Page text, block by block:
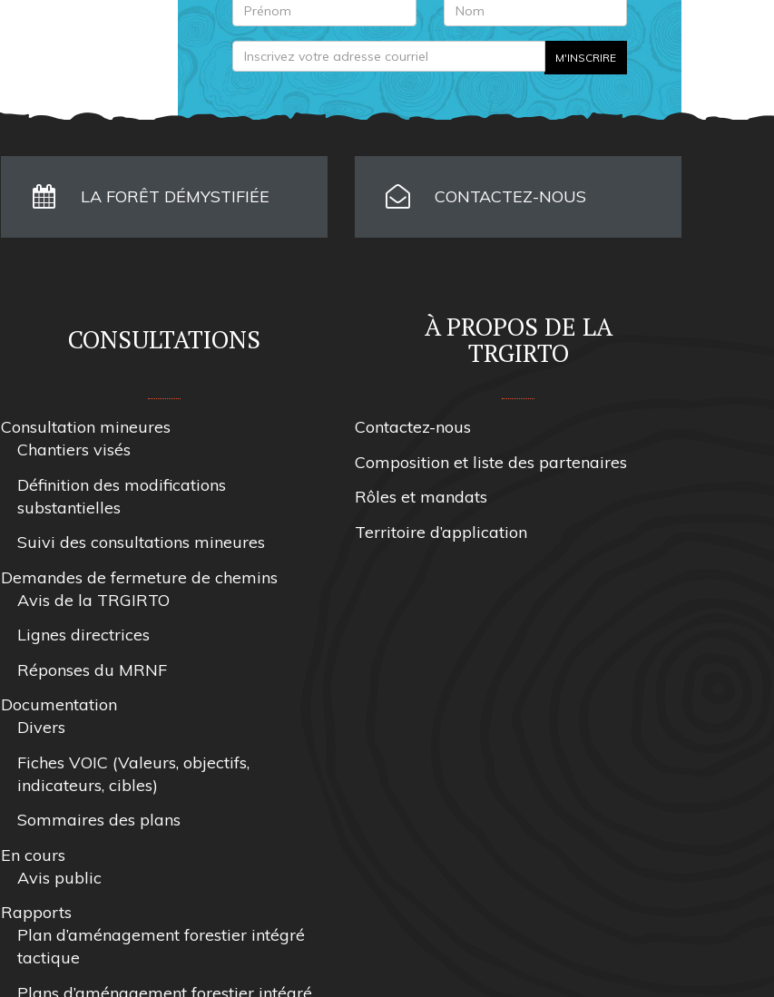
LA FORÊT DÉMYSTIFIÉE CONTACTEZ-NOUS
CONSULTATIONS
Consultation mineures
Chantiers visés
Définition des modifications
substantielles
Suivi des consultations mineures
Demandes de fermeture de chemins
Avis de la TRGIRTO
Lignes directrices
Réponses du MRNF
Documentation
Divers
Fiches VOIC (Valeurs, objectifs,
indicateurs, cibles)
Sommaires des plans
En cours
Avis public
Rapports
Plan d’aménagement forestier intégré
tactique
Plans d’aménagement forestier intégré
À PROPOS DE LA
TRGIRTO
Contactez-nous
Composition et liste des partenaires
Rôles et mandats
Territoire d’application